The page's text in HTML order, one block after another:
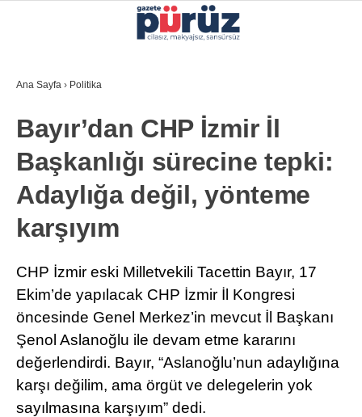
WhatsApp İhbar Hattı
YEREL YÖNETIMLER
GÜNCEL
EKONOMI
POLITIKA
SAĞLIK
KÜLTÜR-SANAT
DIĞER
Ana Sayfa › Politika
Bayır’dan CHP İzmir İl
Başkanlığı sürecine tepki:
Adaylığa değil, yönteme
karşıyım
CHP İzmir eski Milletvekili Tacettin Bayır, 17
Ekim’de yapılacak CHP İzmir İl Kongresi
öncesinde Genel Merkez’in mevcut İl Başkanı
Şenol Aslanoğlu ile devam etme kararını
değerlendirdi. Bayır, “Aslanoğlu’nun adaylığına
karşı değilim, ama örgüt ve delegelerin yok
sayılmasına karşıyım” dedi.